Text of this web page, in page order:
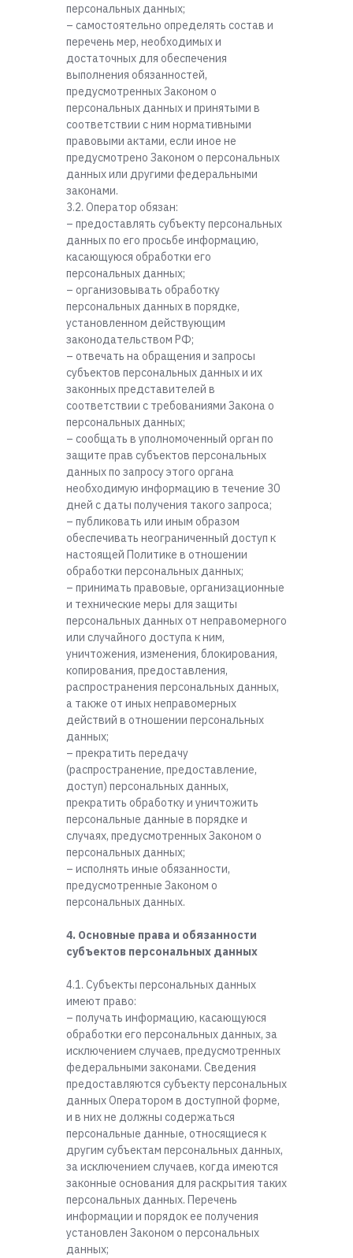
персональных данных;
– самостоятельно определять состав и
перечень мер, необходимых и
достаточных для обеспечения
выполнения обязанностей,
предусмотренных Законом о
персональных данных и принятыми в
соответствии с ним нормативными
правовыми актами, если иное не
предусмотрено Законом о персональных
данных или другими федеральными
законами.
3.2. Оператор обязан:
– предоставлять субъекту персональных
данных по его просьбе информацию,
касающуюся обработки его
персональных данных;
– организовывать обработку
персональных данных в порядке,
установленном действующим
законодательством РФ;
– отвечать на обращения и запросы
субъектов персональных данных и их
законных представителей в
соответствии с требованиями Закона о
персональных данных;
– сообщать в уполномоченный орган по
защите прав субъектов персональных
данных по запросу этого органа
необходимую информацию в течение 30
дней с даты получения такого запроса;
– публиковать или иным образом
обеспечивать неограниченный доступ к
настоящей Политике в отношении
обработки персональных данных;
– принимать правовые, организационные
и технические меры для защиты
персональных данных от неправомерного
или случайного доступа к ним,
уничтожения, изменения, блокирования,
копирования, предоставления,
распространения персональных данных,
а также от иных неправомерных
действий в отношении персональных
данных;
– прекратить передачу
(распространение, предоставление,
доступ) персональных данных,
прекратить обработку и уничтожить
персональные данные в порядке и
случаях, предусмотренных Законом о
персональных данных;
– исполнять иные обязанности,
предусмотренные Законом о
персональных данных.
4. Основные права и обязанности
субъектов персональных данных
4.1. Субъекты персональных данных
имеют право:
– получать информацию, касающуюся
обработки его персональных данных, за
исключением случаев, предусмотренных
федеральными законами. Сведения
предоставляются субъекту персональных
данных Оператором в доступной форме,
и в них не должны содержаться
персональные данные, относящиеся к
другим субъектам персональных данных,
за исключением случаев, когда имеются
законные основания для раскрытия таких
персональных данных. Перечень
информации и порядок ее получения
установлен Законом о персональных
данных;